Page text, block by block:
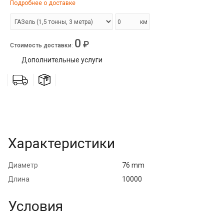
Подробнее о доставке
км
Стоимость доставки: 0 ₽
Дополнительные услуги
Характеристики
Диаметр
76 mm
Длина
10000
Условия